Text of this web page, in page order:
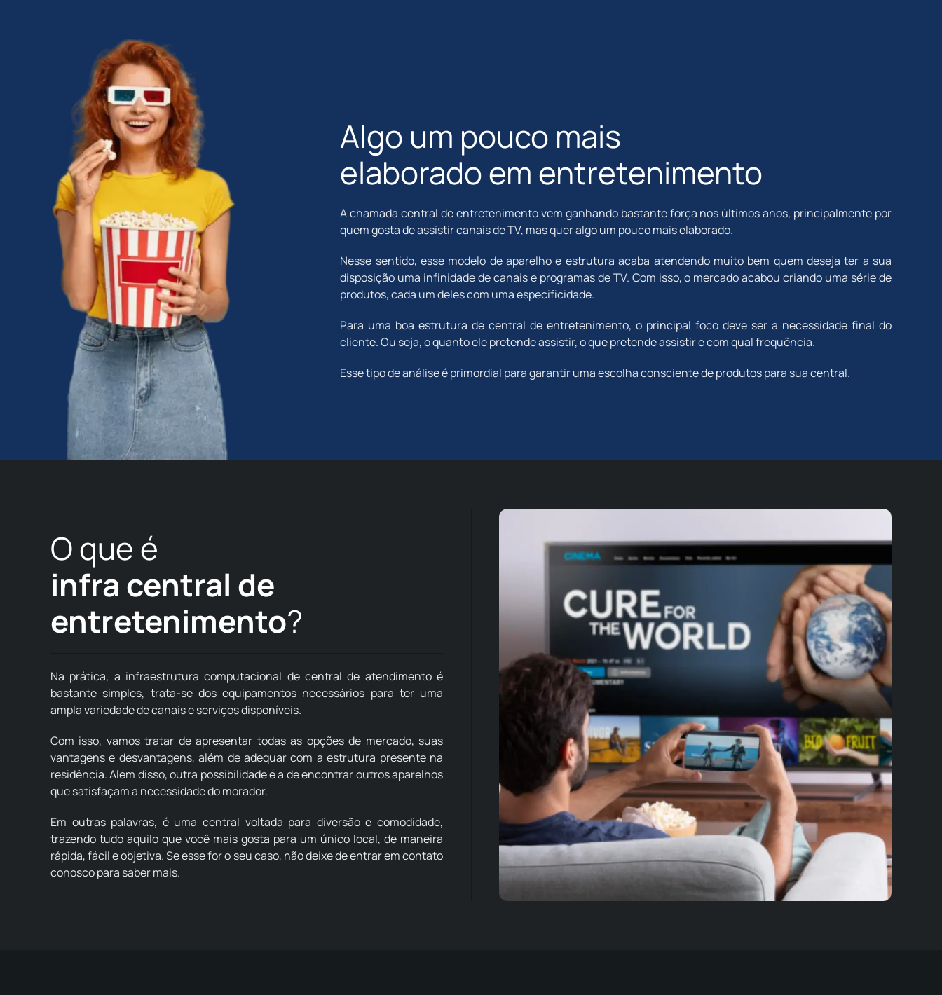
Algo um pouco mais
elaborado em entretenimento
A chamada central de entretenimento vem ganhando bastante força nos últimos anos, principalmente por
quem gosta de assistir canais de TV, mas quer algo um pouco mais elaborado.
Nesse sentido, esse modelo de aparelho e estrutura acaba atendendo muito bem quem deseja ter a sua
disposição uma infinidade de canais e programas de TV. Com isso, o mercado acabou criando uma série de
produtos, cada um deles com uma especificidade.
Para uma boa estrutura de central de entretenimento, o principal foco deve ser a necessidade final do
cliente. Ou seja, o quanto ele pretende assistir, o que pretende assistir e com qual frequência.
Esse tipo de análise é primordial para garantir uma escolha consciente de produtos para sua central.
O que é
infra central de
entretenimento?
Na prática, a infraestrutura computacional de central de atendimento é
bastante simples, trata-se dos equipamentos necessários para ter uma
ampla variedade de canais e serviços disponíveis.
Com isso, vamos tratar de apresentar todas as opções de mercado, suas
vantagens e desvantagens, além de adequar com a estrutura presente na
residência. Além disso, outra possibilidade é a de encontrar outros aparelhos
que satisfaçam a necessidade do morador.
Em outras palavras, é uma central voltada para diversão e comodidade,
trazendo tudo aquilo que você mais gosta para um único local, de maneira
rápida, fácil e objetiva. Se esse for o seu caso, não deixe de entrar em contato
conosco para saber mais.